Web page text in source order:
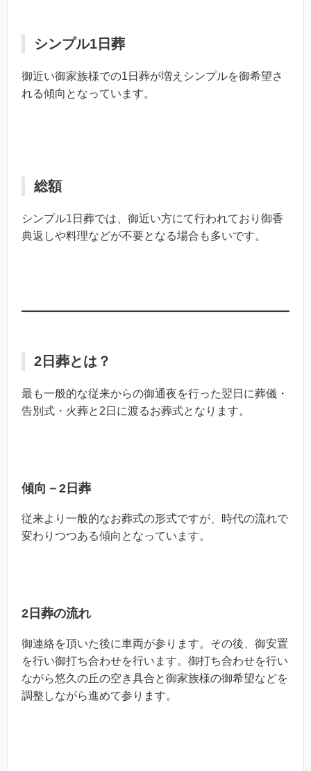
シンプル1日葬
御近い御家族様での1日葬が増えシンプルを御希望さ
れる傾向となっています。
総額
シンプル1日葬では、御近い方にて行われており御香
典返しや料理などが不要となる場合も多いです。
2日葬とは？
最も一般的な従来からの御通夜を行った翌日に葬儀・
告別式・火葬と2日に渡るお葬式となります。
傾向－2日葬
従来より一般的なお葬式の形式ですが、時代の流れで
変わりつつある傾向となっています。
2日葬の流れ
御連絡を頂いた後に車両が参ります。その後、御安置
を行い御打ち合わせを行います。御打ち合わせを行い
ながら悠久の丘の空き具合と御家族様の御希望などを
調整しながら進めて参ります。